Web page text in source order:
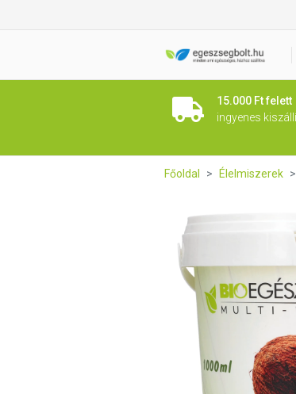
15.000 Ft felett
ingyenes
Főoldal Élelmiszerek